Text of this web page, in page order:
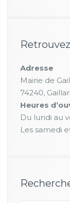
Adresse
Mairie de
74240,
Heures
Du lundi au
Les samedi